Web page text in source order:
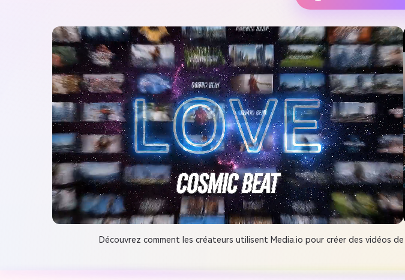
Découvrez comment les créateurs utilisent Media.io pour créer des vidéos